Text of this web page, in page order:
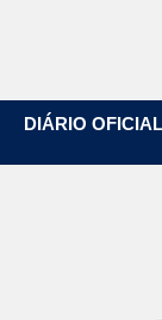
DIÁRIO